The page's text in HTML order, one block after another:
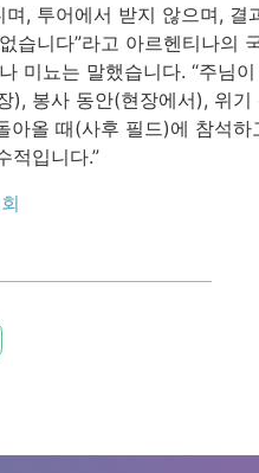
, 투어에서 받지 않으며, 결
습니다”라고 아르헨티나의
미뇨는 말했습니다. “주님
), 봉사 동안(현장에서), 위기
아올 때(사후 필드)에 참석하
적입니다.”